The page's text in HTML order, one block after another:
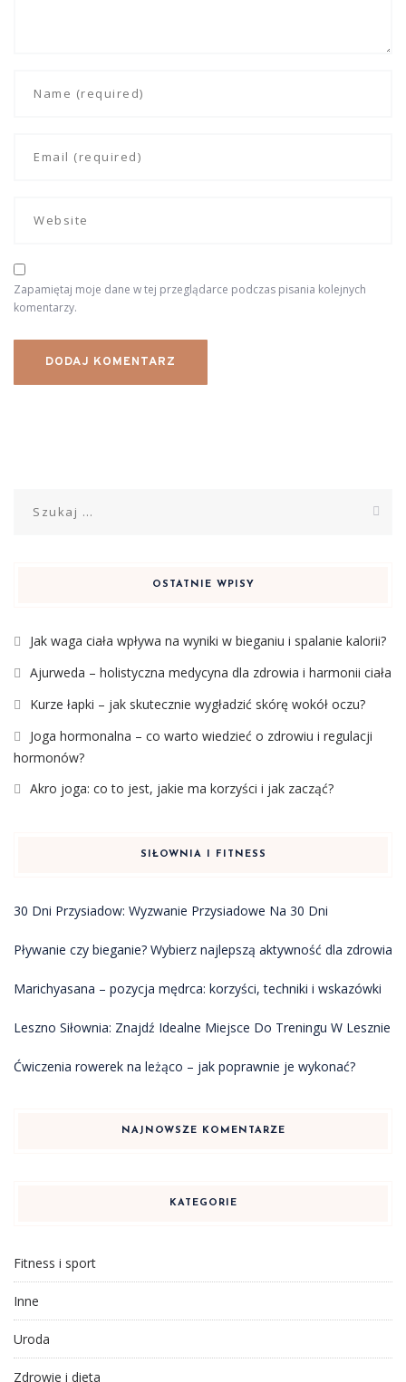
Zapamiętaj moje dane w tej przeglądarce podczas pisania kolejnych
komentarzy.
OSTATNIE WPISY
Jak waga ciała wpływa na wyniki w bieganiu i spalanie kalorii?
Ajurweda – holistyczna medycyna dla zdrowia i harmonii ciała
Kurze łapki – jak skutecznie wygładzić skórę wokół oczu?
Joga hormonalna – co warto wiedzieć o zdrowiu i regulacji
hormonów?
Akro joga: co to jest, jakie ma korzyści i jak zacząć?
SIŁOWNIA I FITNESS
30 Dni Przysiadow: Wyzwanie Przysiadowe Na 30 Dni
Pływanie czy bieganie? Wybierz najlepszą aktywność dla zdrowia
Marichyasana – pozycja mędrca: korzyści, techniki i wskazówki
Leszno Siłownia: Znajdź Idealne Miejsce Do Treningu W Lesznie
Ćwiczenia rowerek na leżąco – jak poprawnie je wykonać?
NAJNOWSZE KOMENTARZE
KATEGORIE
Fitness i sport
Inne
Uroda
Zdrowie i dieta